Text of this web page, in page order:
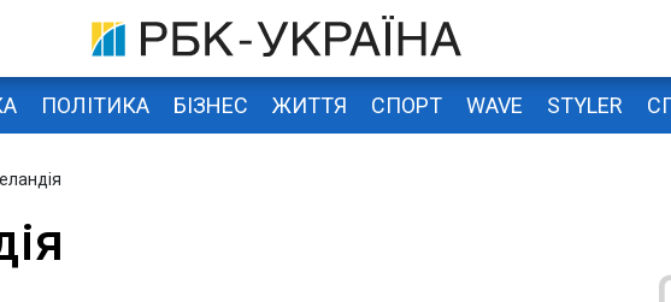
ПОЛІТИКА БІЗНЕС ЖИТТЯ СПОРТ WAVE STYLER